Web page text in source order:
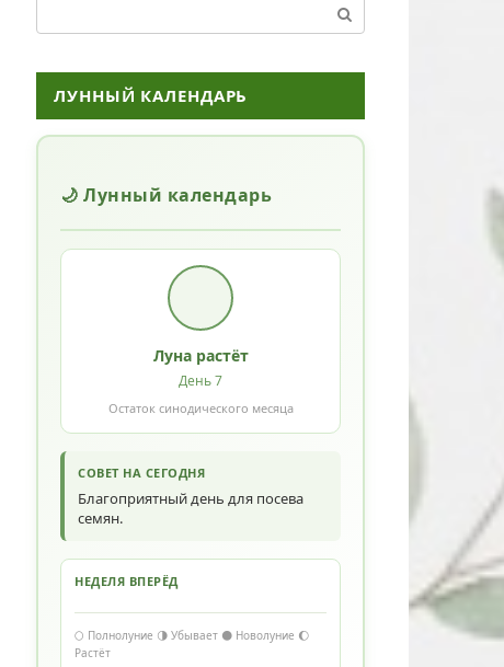
ЛУННЫЙ КАЛЕНДАРЬ
🌙 Лунный календарь
Луна растёт
День 7
Остаток синодического месяца
СОВЕТ НА СЕГОДНЯ
Благоприятный день для посева
семян.
НЕДЕЛЯ ВПЕРЁД
🌕 Полнолуние 🌗 Убывает 🌑 Новолуние 🌔
Растёт